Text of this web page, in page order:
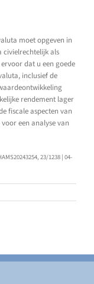
moet opgeven in
civielrechtelijk als
dat u een goede
inclusief de
rendement lager
fiscale aspecten van
een analyse van
23/1238 | 04-